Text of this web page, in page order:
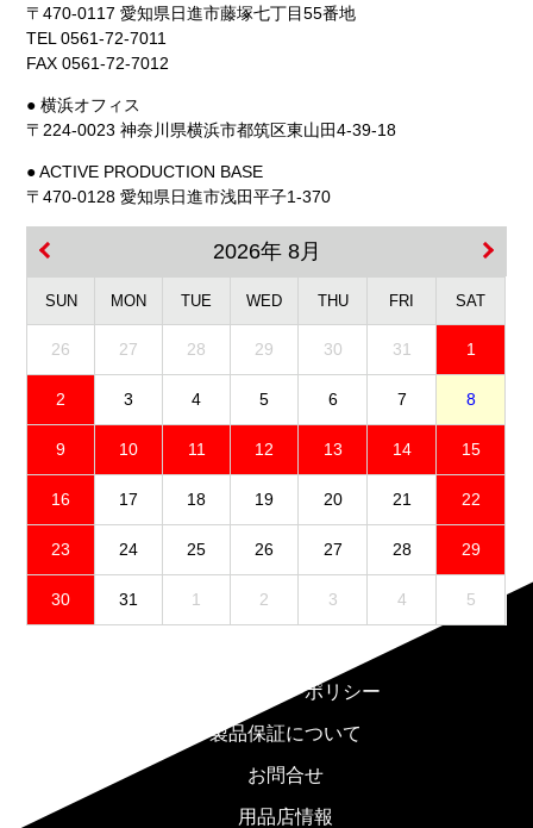
〒470-0117 愛知県日進市藤塚七丁目55番地
TEL 0561-72-7011
FAX 0561-72-7012
● 横浜オフィス
〒224-0023 神奈川県横浜市都筑区東山田4-39-18
● ACTIVE PRODUCTION BASE
〒470-0128 愛知県日進市浅田平子1-370
2026年 8月
SUN MON TUE WED THU FRI SAT
26 27 28 29 30 31 1
2 3 4 5 6 7 8
9 10 11 12 13 14 15
16 17 18 19 20 21 22
23 24 25 26 27 28 29
30 31 1 2 3 4 5
プライバシーポリシー
製品保証について
お問合せ
用品店情報